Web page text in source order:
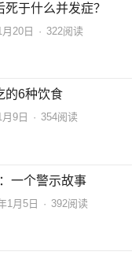
于什么并发症？
20日 · 322阅读
的6种饮食
9日 · 354阅读
一个警示故事
1月5日 · 392阅读